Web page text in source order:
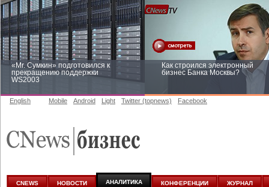
«Mr. Сумкин» подготовился к
прекращению поддержки
WS2003
Как строился электронный
бизнес Банка Москвы?
аналитике
English Mobile Android Light Twitter (topnews) Facebook
CNEWS НОВОСТИ АНАЛИТИКА КОНФЕРЕНЦИИ ЖУРНАЛ